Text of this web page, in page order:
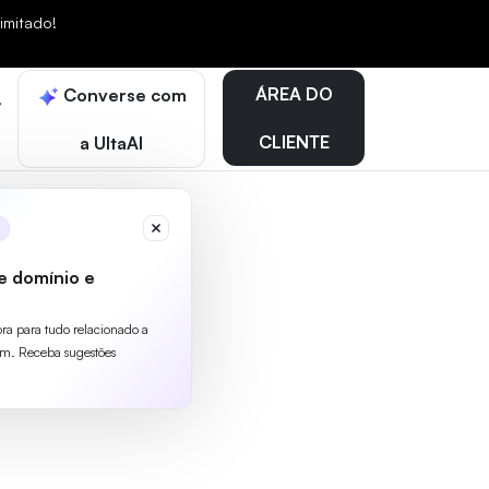
Converse com
a UltaAI
domínio e
para tudo relacionado a
Receba sugestões
ÁREA DO
CLIENTE